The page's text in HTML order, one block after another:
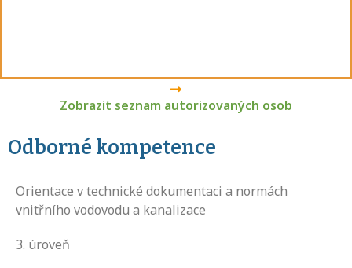
Zobrazit seznam autorizovaných osob
Odborné kompetence
Orientace v technické dokumentaci a normách
vnitřního vodovodu a kanalizace
3. úroveň